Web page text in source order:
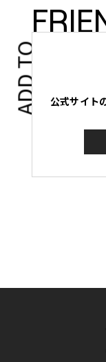
ADD TO
公式サイト